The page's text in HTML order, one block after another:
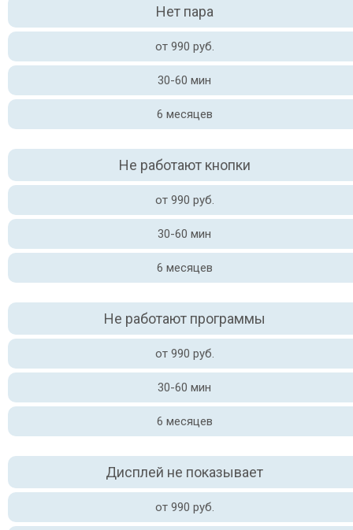
Нет пара
от 990 руб.
30-60 мин
6 месяцев
Не работают кнопки
от 990 руб.
30-60 мин
6 месяцев
Не работают программы
от 990 руб.
30-60 мин
6 месяцев
Дисплей не показывает
от 990 руб.